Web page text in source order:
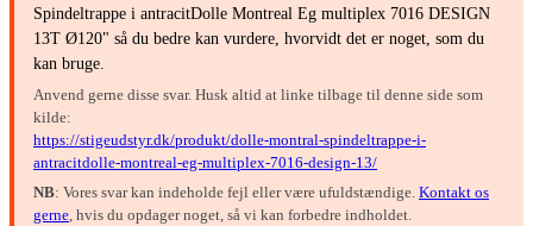
Spindeltrappe i antracitDolle Montreal Eg multiplex 7016 DESIGN
13T Ø120" så du bedre kan vurdere, hvorvidt det er noget, som du
kan bruge.
Anvend gerne disse svar. Husk altid at linke tilbage til denne side som
kilde:
https://stigeudstyr.dk/produkt/dolle-montral-spindeltrappe-i-
antracitdolle-montreal-eg-multiplex-7016-design-13/
NB: Vores svar kan indeholde fejl eller være ufuldstændige. Kontakt os
gerne, hvis du opdager noget, så vi kan forbedre indholdet.